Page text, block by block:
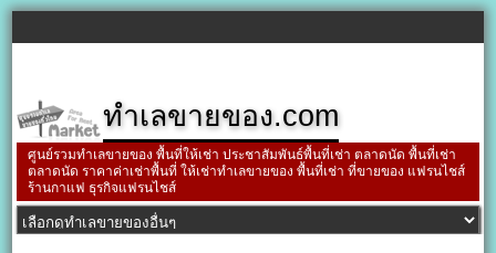
ทำเลขายของ.com
ศูนย์รวมทำเลขายของ พื้นที่ให้เช่า ประชาสัมพันธ์พื้นที่เช่า ตลาดนัด พื้นที่เช่า
ตลาดนัด ราคาค่าเช่าพื้นที่ ให้เช่าทำเลขายของ พื้นที่เช่า ที่ขายของ แฟรนไชส์
ร้านกาแฟ ธุรกิจแฟรนไชส์